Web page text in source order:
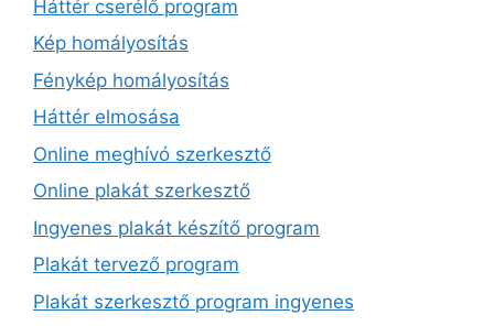
Háttér cserélő program
Kép homályosítás
Fénykép homályosítás
Háttér elmosása
Online meghívó szerkesztő
Online plakát szerkesztő
Ingyenes plakát készítő program
Plakát tervező program
Plakát szerkesztő program ingyenes